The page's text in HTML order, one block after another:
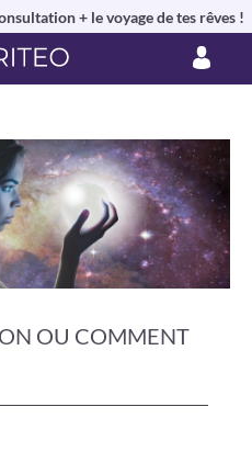
+ le voyage de tes rêves !
OU COMMENT